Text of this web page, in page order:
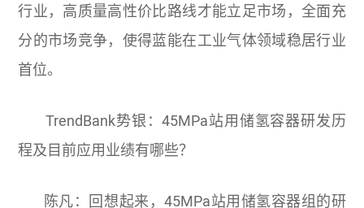
行业，高质量高性价比路线才能立足市场，全面充
分的市场竞争，使得蓝能在工业气体领域稳居行业
首位。
TrendBank势银：45MPa站用储氢容器研发历
程及目前应用业绩有哪些？
陈凡：回想起来，45MPa站用储氢容器组的研